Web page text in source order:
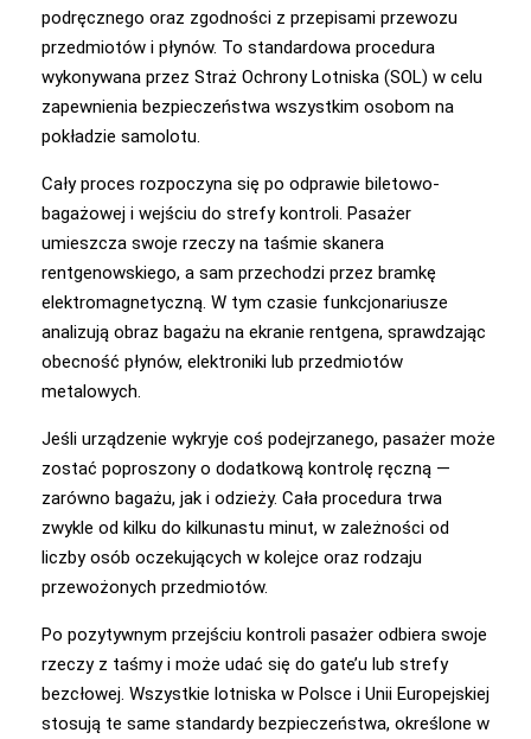
podręcznego oraz zgodności z przepisami przewozu
przedmiotów i płynów. To standardowa procedura
wykonywana przez Straż Ochrony Lotniska (SOL) w celu
zapewnienia bezpieczeństwa wszystkim osobom na
pokładzie samolotu.
Cały proces rozpoczyna się po odprawie biletowo-
bagażowej i wejściu do strefy kontroli. Pasażer
umieszcza swoje rzeczy na taśmie skanera
rentgenowskiego, a sam przechodzi przez bramkę
elektromagnetyczną. W tym czasie funkcjonariusze
analizują obraz bagażu na ekranie rentgena, sprawdzając
obecność płynów, elektroniki lub przedmiotów
metalowych.
Jeśli urządzenie wykryje coś podejrzanego, pasażer może
zostać poproszony o dodatkową kontrolę ręczną —
zarówno bagażu, jak i odzieży. Cała procedura trwa
zwykle od kilku do kilkunastu minut, w zależności od
liczby osób oczekujących w kolejce oraz rodzaju
przewożonych przedmiotów.
Po pozytywnym przejściu kontroli pasażer odbiera swoje
rzeczy z taśmy i może udać się do gate’u lub strefy
bezcłowej. Wszystkie lotniska w Polsce i Unii Europejskiej
stosują te same standardy bezpieczeństwa, określone w